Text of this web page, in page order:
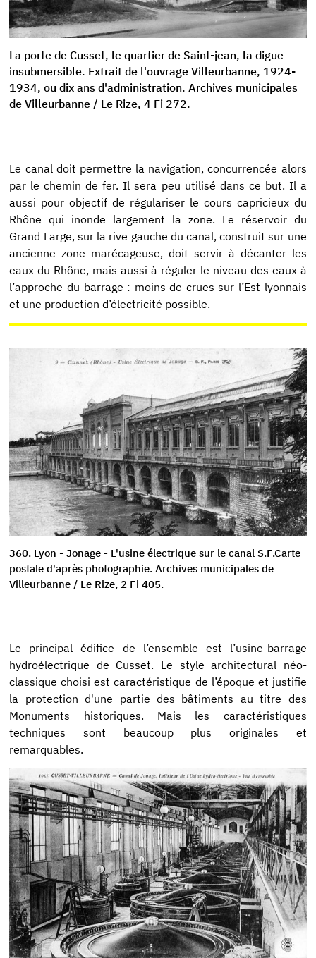
La porte de Cusset, le quartier de Saint-jean, la digue
insubmersible. Extrait de l'ouvrage Villeurbanne, 1924-
1934, ou dix ans d'administration. Archives municipales
de Villeurbanne / Le Rize, 4 Fi 272.
Le canal doit permettre la navigation, concurrencée alors
par le chemin de fer. Il sera peu utilisé dans ce but. Il a
aussi pour objectif de régulariser le cours capricieux du
Rhône qui inonde largement la zone. Le réservoir du
Grand Large, sur la rive gauche du canal, construit sur une
ancienne zone marécageuse, doit servir à décanter les
eaux du Rhône, mais aussi à réguler le niveau des eaux à
l’approche du barrage : moins de crues sur l’Est lyonnais
et une production d’électricité possible.
360. Lyon - Jonage - L'usine électrique sur le canal S.F.Carte
postale d'après photographie. Archives municipales de
Villeurbanne / Le Rize, 2 Fi 405.
Le principal édifice de l’ensemble est l’usine-barrage
hydroélectrique de Cusset. Le style architectural néo-
classique choisi est caractéristique de l’époque et justifie
la protection d'une partie des bâtiments au titre des
Monuments historiques. Mais les caractéristiques
techniques sont beaucoup plus originales et
remarquables.